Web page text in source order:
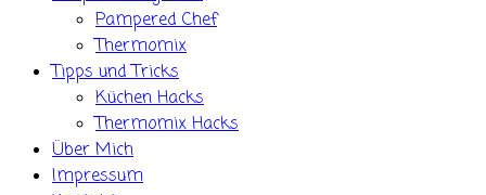
Pampered Chef
Thermomix
Tipps und Tricks
Küchen Hacks
Thermomix Hacks
Über Mich
Impressum